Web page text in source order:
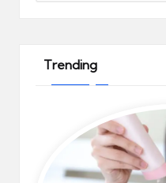
Trending